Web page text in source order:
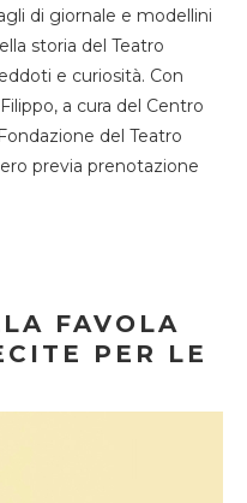
di giornale e modellini
storia del Teatro
e curiosità. Con
a cura del Centro
del Teatro
previa prenotazione
FAVOLA
PER LE